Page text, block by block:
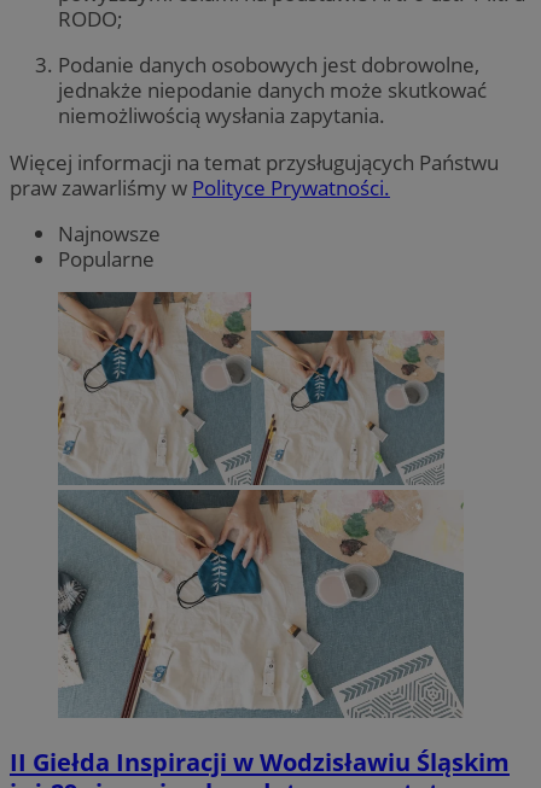
RODO;
Podanie danych osobowych jest dobrowolne,
jednakże niepodanie danych może skutkować
niemożliwością wysłania zapytania.
Więcej informacji na temat przysługujących Państwu
praw zawarliśmy w Polityce Prywatności.
Najnowsze
Popularne
II Giełda Inspiracji w Wodzisławiu Śląskim